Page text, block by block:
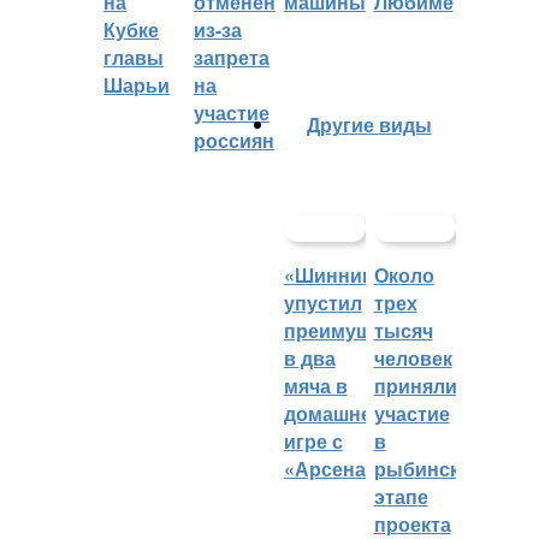
Кубке
главы
Шарьи
из-за
запрета
на
участие
россиян
Другие виды
«Шинник»
упустил
преимущество
в два
мяча в
домашней
игре с
«Арсеналом»
Около
трех
тысяч
человек
приняли
участие
в
рыбинском
этапе
проекта